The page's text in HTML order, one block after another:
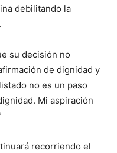
debilitando la
su decisión no
de dignidad y
no es un paso
Mi aspiración
recorriendo el